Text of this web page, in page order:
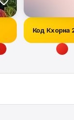
Код Кхорна